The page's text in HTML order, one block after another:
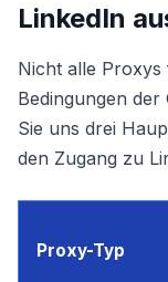
LinkedIn
Nicht alle
Bedingungen
Sie uns drei
den Zugang zu
Proxy-Typ